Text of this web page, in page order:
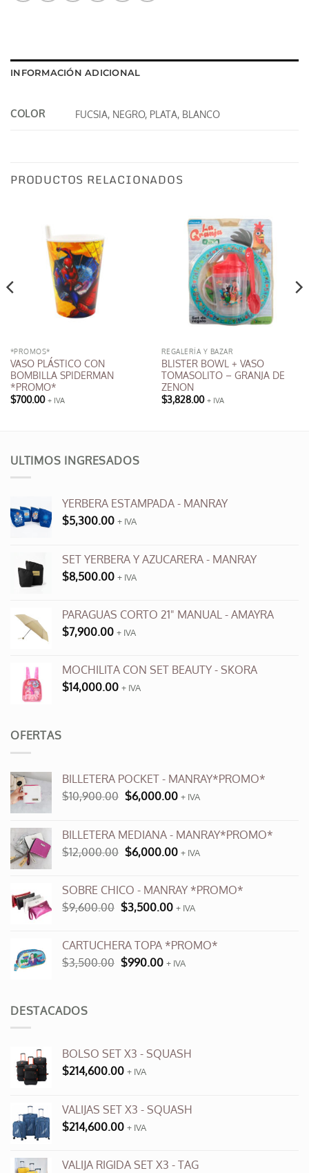
INFORMACIÓN ADICIONAL
COLOR FUCSIA, NEGRO, PLATA, BLANCO
PRODUCTOS RELACIONADOS
*PROMOS*
VASO PLÁSTICO CON
BOMBILLA SPIDERMAN
*PROMO*
$700.00 + IVA
REGALERÍA Y BAZAR
BLISTER BOWL + VASO
TOMASOLITO – GRANJA DE
ZENON
$3,828.00 + IVA
ULTIMOS INGRESADOS
YERBERA ESTAMPADA - MANRAY
$5,300.00 + IVA
SET YERBERA Y AZUCARERA - MANRAY
$8,500.00 + IVA
PARAGUAS CORTO 21" MANUAL - AMAYRA
$7,900.00 + IVA
MOCHILITA CON SET BEAUTY - SKORA
$14,000.00 + IVA
OFERTAS
BILLETERA POCKET - MANRAY*PROMO*
$10,900.00 El
era:
$10,900.00.
$6,000.00El
es:
$6,000.00.
+ IVA
BILLETERA MEDIANA - MANRAY*PROMO*
$12,000.00 El
era:
$12,000.00.
$6,000.00El
es:
$6,000.00.
+ IVA
SOBRE CHICO - MANRAY *PROMO*
$9,600.00 El
era:
$9,600.00.
$3,500.00El
es:
$3,500.00.
+ IVA
CARTUCHERA TOPA *PROMO*
$3,500.00 El
$990.00El+ IVA
DESTACADOS
BOLSO SET X3 - SQUASH
$214,600.00 + IVA
VALIJAS SET X3 - SQUASH
$214,600.00 + IVA
VALIJA RIGIDA SET X3 - TAG